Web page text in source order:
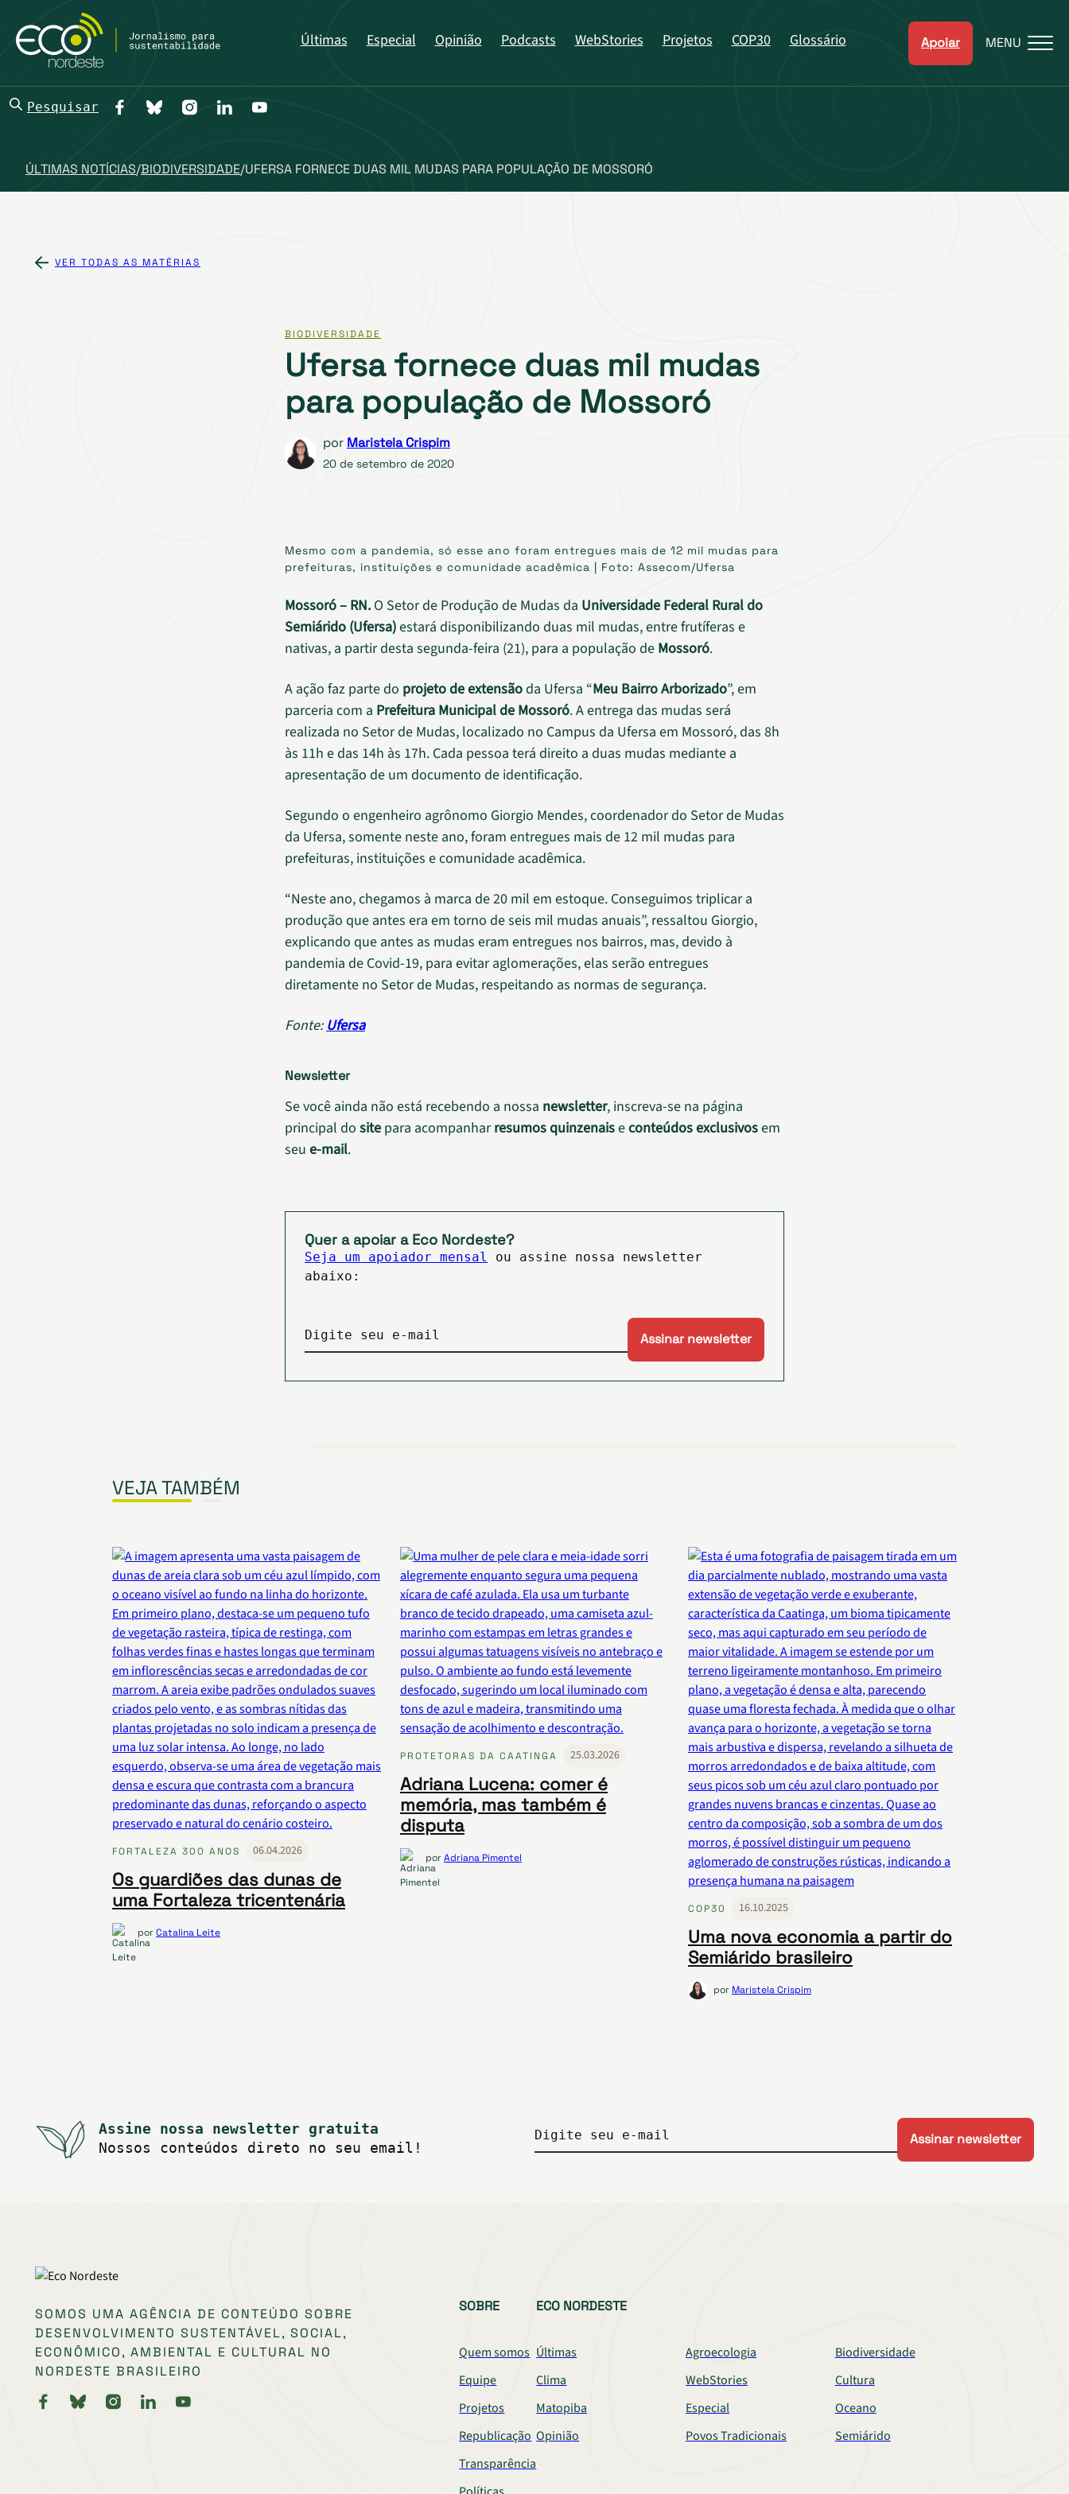
Últimas Especial Opinião Podcasts WebStories Projetos COP30 Glossário Apoiar MENU
Pesquisar
ÚLTIMAS NOTÍCIAS/BIODIVERSIDADE/UFERSA FORNECE DUAS MIL MUDAS PARA POPULAÇÃO DE MOSSORÓ
VER TODAS AS MATÉRIAS
BIODIVERSIDADE
Ufersa fornece duas mil mudas
para população de Mossoró
por Maristela Crispim
20 de setembro de 2020
Mesmo com a pandemia, só esse ano foram entregues mais de 12 mil mudas para
prefeituras, instituições e comunidade acadêmica | Foto: Assecom/Ufersa
Mossoró – RN. O Setor de Produção de Mudas da Universidade Federal Rural do
Semiárido (Ufersa)estará disponibilizando duas mil mudas, entre frutíferas e
nativas, a partir desta segunda-feira (21), para a população de Mossoró.
A ação faz parte do projeto de extensãoda Ufersa “Meu Bairro Arborizado”, em
parceria com a Prefeitura Municipal de Mossoró. A entrega das mudas será
realizada no Setor de Mudas, localizado no Campus da Ufersa em Mossoró, das 8h
às 11h e das 14h às 17h. Cada pessoa terá direito a duas mudas mediante a
apresentação de um documento de identificação.
Segundo o engenheiro agrônomo Giorgio Mendes, coordenador do Setor de Mudas
da Ufersa, somente neste ano, foram entregues mais de 12 mil mudas para
prefeituras, instituições e comunidade acadêmica.
“Neste ano, chegamos à marca de 20 mil em estoque. Conseguimos triplicar a
produção que antes era em torno de seis mil mudas anuais”, ressaltou Giorgio,
explicando que antes as mudas eram entregues nos bairros, mas, devido à
pandemia de Covid-19, para evitar aglomerações, elas serão entregues
diretamente no Setor de Mudas, respeitando as normas de segurança.
Fonte:Ufersa
Newsletter
Se você ainda não está recebendo a nossa newsletter, inscreva-se na página
principal do site para acompanharresumos quinzenaiseconteúdos exclusivosem
seu e-mail.
Quer a apoiar a Eco Nordeste?
Seja um apoiador mensal
ou assine nossa newsletter
abaixo:
Digite seu e-mail
VEJA TAMBÉM
FORTALEZA 300 ANOS 06.04.2026
Os guardiões das dunas de
uma Fortaleza tricentenária
porCatalina Leite
PROTETORAS DA CAATINGA 25.03.2026
Adriana Lucena: comer é
memória, mas também é
disputa
porAdriana Pimentel
COP30 16.10.2025
Uma nova economia a partir do
Semiárido brasileiro
por Maristela Crispim
Assine nossa newsletter gratuita
Nossos conteúdos direto no seu email!
Digite seu e-mail
SOMOS UMA AGÊNCIA DE CONTEÚDO SOBRE
DESENVOLVIMENTO SUSTENTÁVEL, SOCIAL,
ECONÔMICO, AMBIENTAL E CULTURAL NO
NORDESTE BRASILEIRO
SOBRE
Quem somos
Equipe
Projetos
Republicação
Transparência
ECO NORDESTE
Últimas Agroecologia
Biodiversidade
Clima
WebStories
Cultura
Matopiba
Especial
Oceano
Opinião
Povos Tradicionais Semiárido